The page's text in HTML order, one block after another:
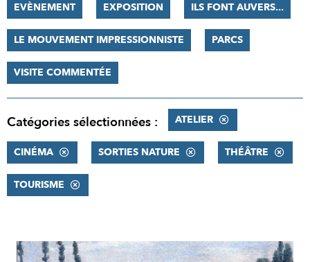
EVÈNEMENT EXPOSITION ILS FONT AUVERS...
LE MOUVEMENT IMPRESSIONNISTE PARCS
VISITE COMMENTÉE
Catégories sélectionnées : ATELIER
CINÉMA SORTIES NATURE THÉÂTRE
TOURISME
RÉSULTATS